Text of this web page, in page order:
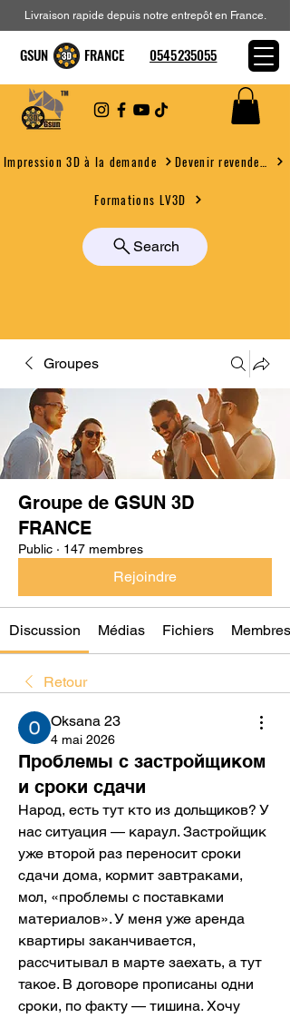
Impression 3D à la demande
Formations LV3D
Search
Livraison rapide depuis notre entrepôt en France.
GSUN FRANCE 0545235055
Groupes
Groupe de GSUN 3D
FRANCE
Public · 147 membres
Rejoindre
Discussion Médias Fichiers Membres
Retour
Oksana 23
4 mai 2026
Проблемы с застройщиком
и сроки сдачи
Народ, есть тут кто из дольщиков? У
нас ситуация — караул. Застройщик
уже второй раз переносит сроки
сдачи дома, кормит завтраками,
мол, «проблемы с поставками
материалов». У меня уже аренда
квартиры заканчивается,
рассчитывал в марте заехать, а тут
такое. В договоре прописаны одни
сроки, по факту — тишина. Хочу